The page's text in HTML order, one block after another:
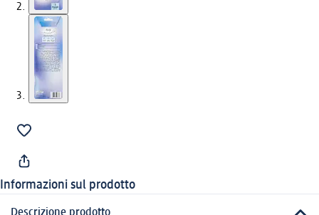
Informazioni sul prodotto